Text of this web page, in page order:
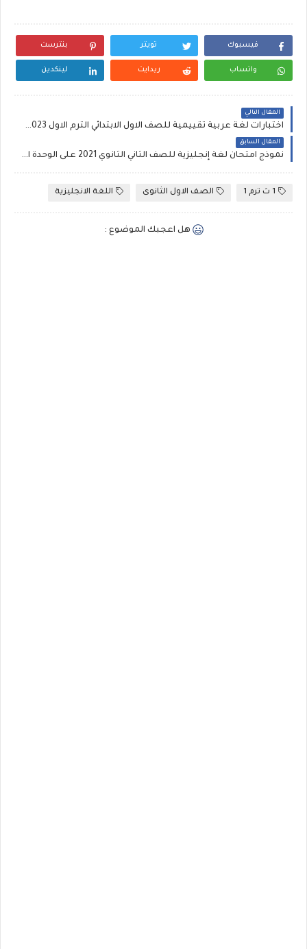
فيسبوك تويتر بنترست
واتساب ريدايت لينكدين
المقال التالي
اختبارات لغة عربية تقييمية للصف الاول الابتدائي الترم الاول 2023، امتحانات عربى أولى ابتدائي
المقال السابق
نموذج امتحان لغة إنجليزية للصف الثاني الثانوي 2021 على الوحدة الأولى والثانية لكتاب العمالقة
1 ث ترم 1 الصف الاول الثانوى اللغة الانجليزية
هل اعجبك الموضوع :